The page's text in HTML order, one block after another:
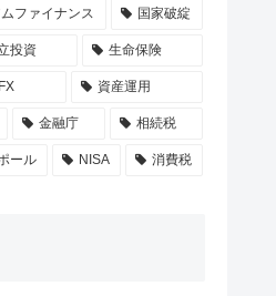
ファイナンス 国家破綻
投資 生命保険
FX 資産運用
金融庁 相続税
ール NISA 消費税